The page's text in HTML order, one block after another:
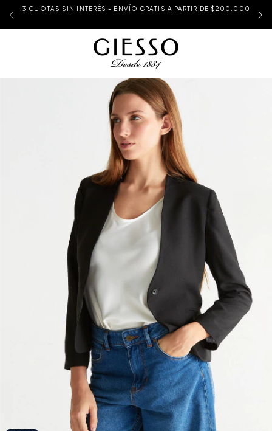
3 CUOTAS SIN INTERÉS - ENVÍO GRATIS A PARTIR DE $200.000